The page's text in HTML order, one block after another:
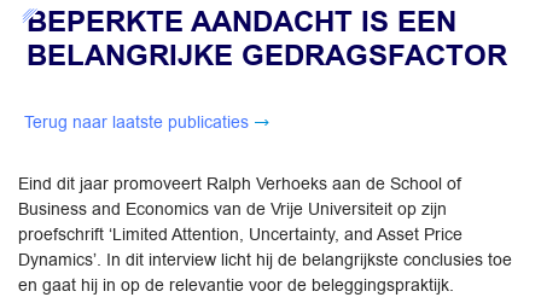
BEPERKTE AANDACHT IS EEN
BELANGRIJKE GEDRAGSFACTOR
Terug naar laatste publicaties
Eind dit jaar promoveert Ralph Verhoeks aan de School of
Business and Economics van de Vrije Universiteit op zijn
proefschrift ‘Limited Attention, Uncertainty, and Asset Price
Dynamics’. In dit interview licht hij de belangrijkste conclusies toe
en gaat hij in op de relevantie voor de beleggingspraktijk.